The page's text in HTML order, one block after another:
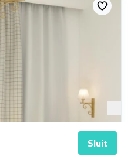
Sluit